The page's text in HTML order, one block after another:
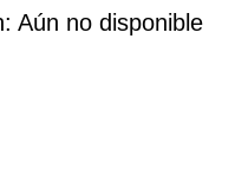
Aún no disponible